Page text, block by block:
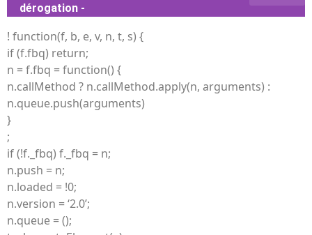
dérogation -
! function(f, b, e, v, n, t, s) {
if (f.fbq) return;
n = f.fbq = function() {
n.callMethod ? n.callMethod.apply(n, arguments) :
n.queue.push(arguments)
}
;
if (!f._fbq) f._fbq = n;
n.push = n;
n.loaded = !0;
n.version = ‘2.0’;
n.queue = ();